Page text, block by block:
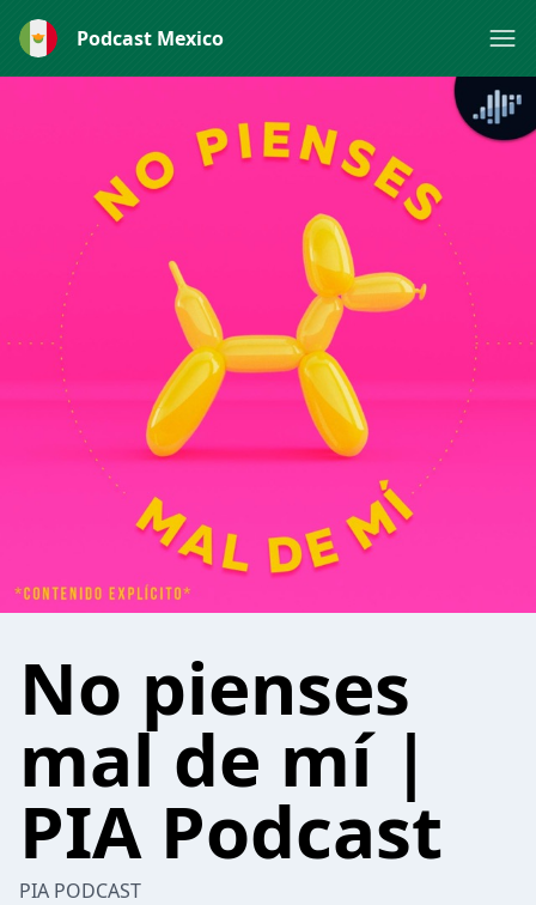
Podcast Mexico
No pienses
mal de mí |
PIA Podcast
PIA PODCAST